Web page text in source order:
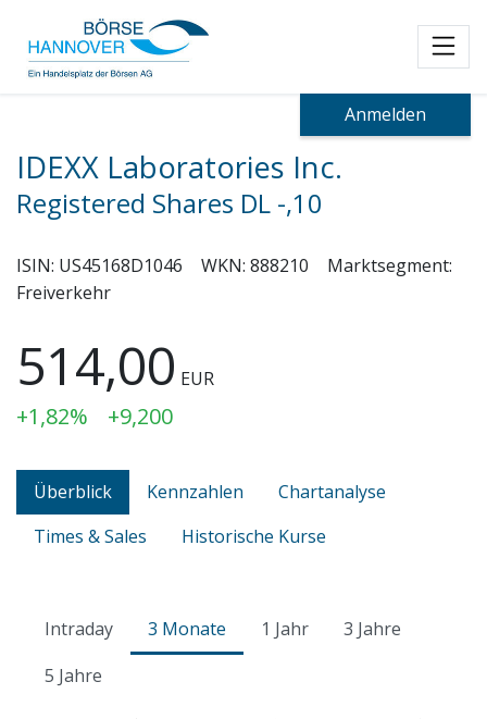
Anmelden
IDEXX Laboratories Inc.
Registered Shares DL -,10
ISIN: US45168D1046 WKN: 888210
Marktsegment:
Freiverkehr
514,00 EUR
+1,82% +9,200
Überblick Kennzahlen
Chartanalyse
Times & Sales
Historische Kurse
Intraday 3 Monate 1 Jahr
3 Jahre
5 Jahre